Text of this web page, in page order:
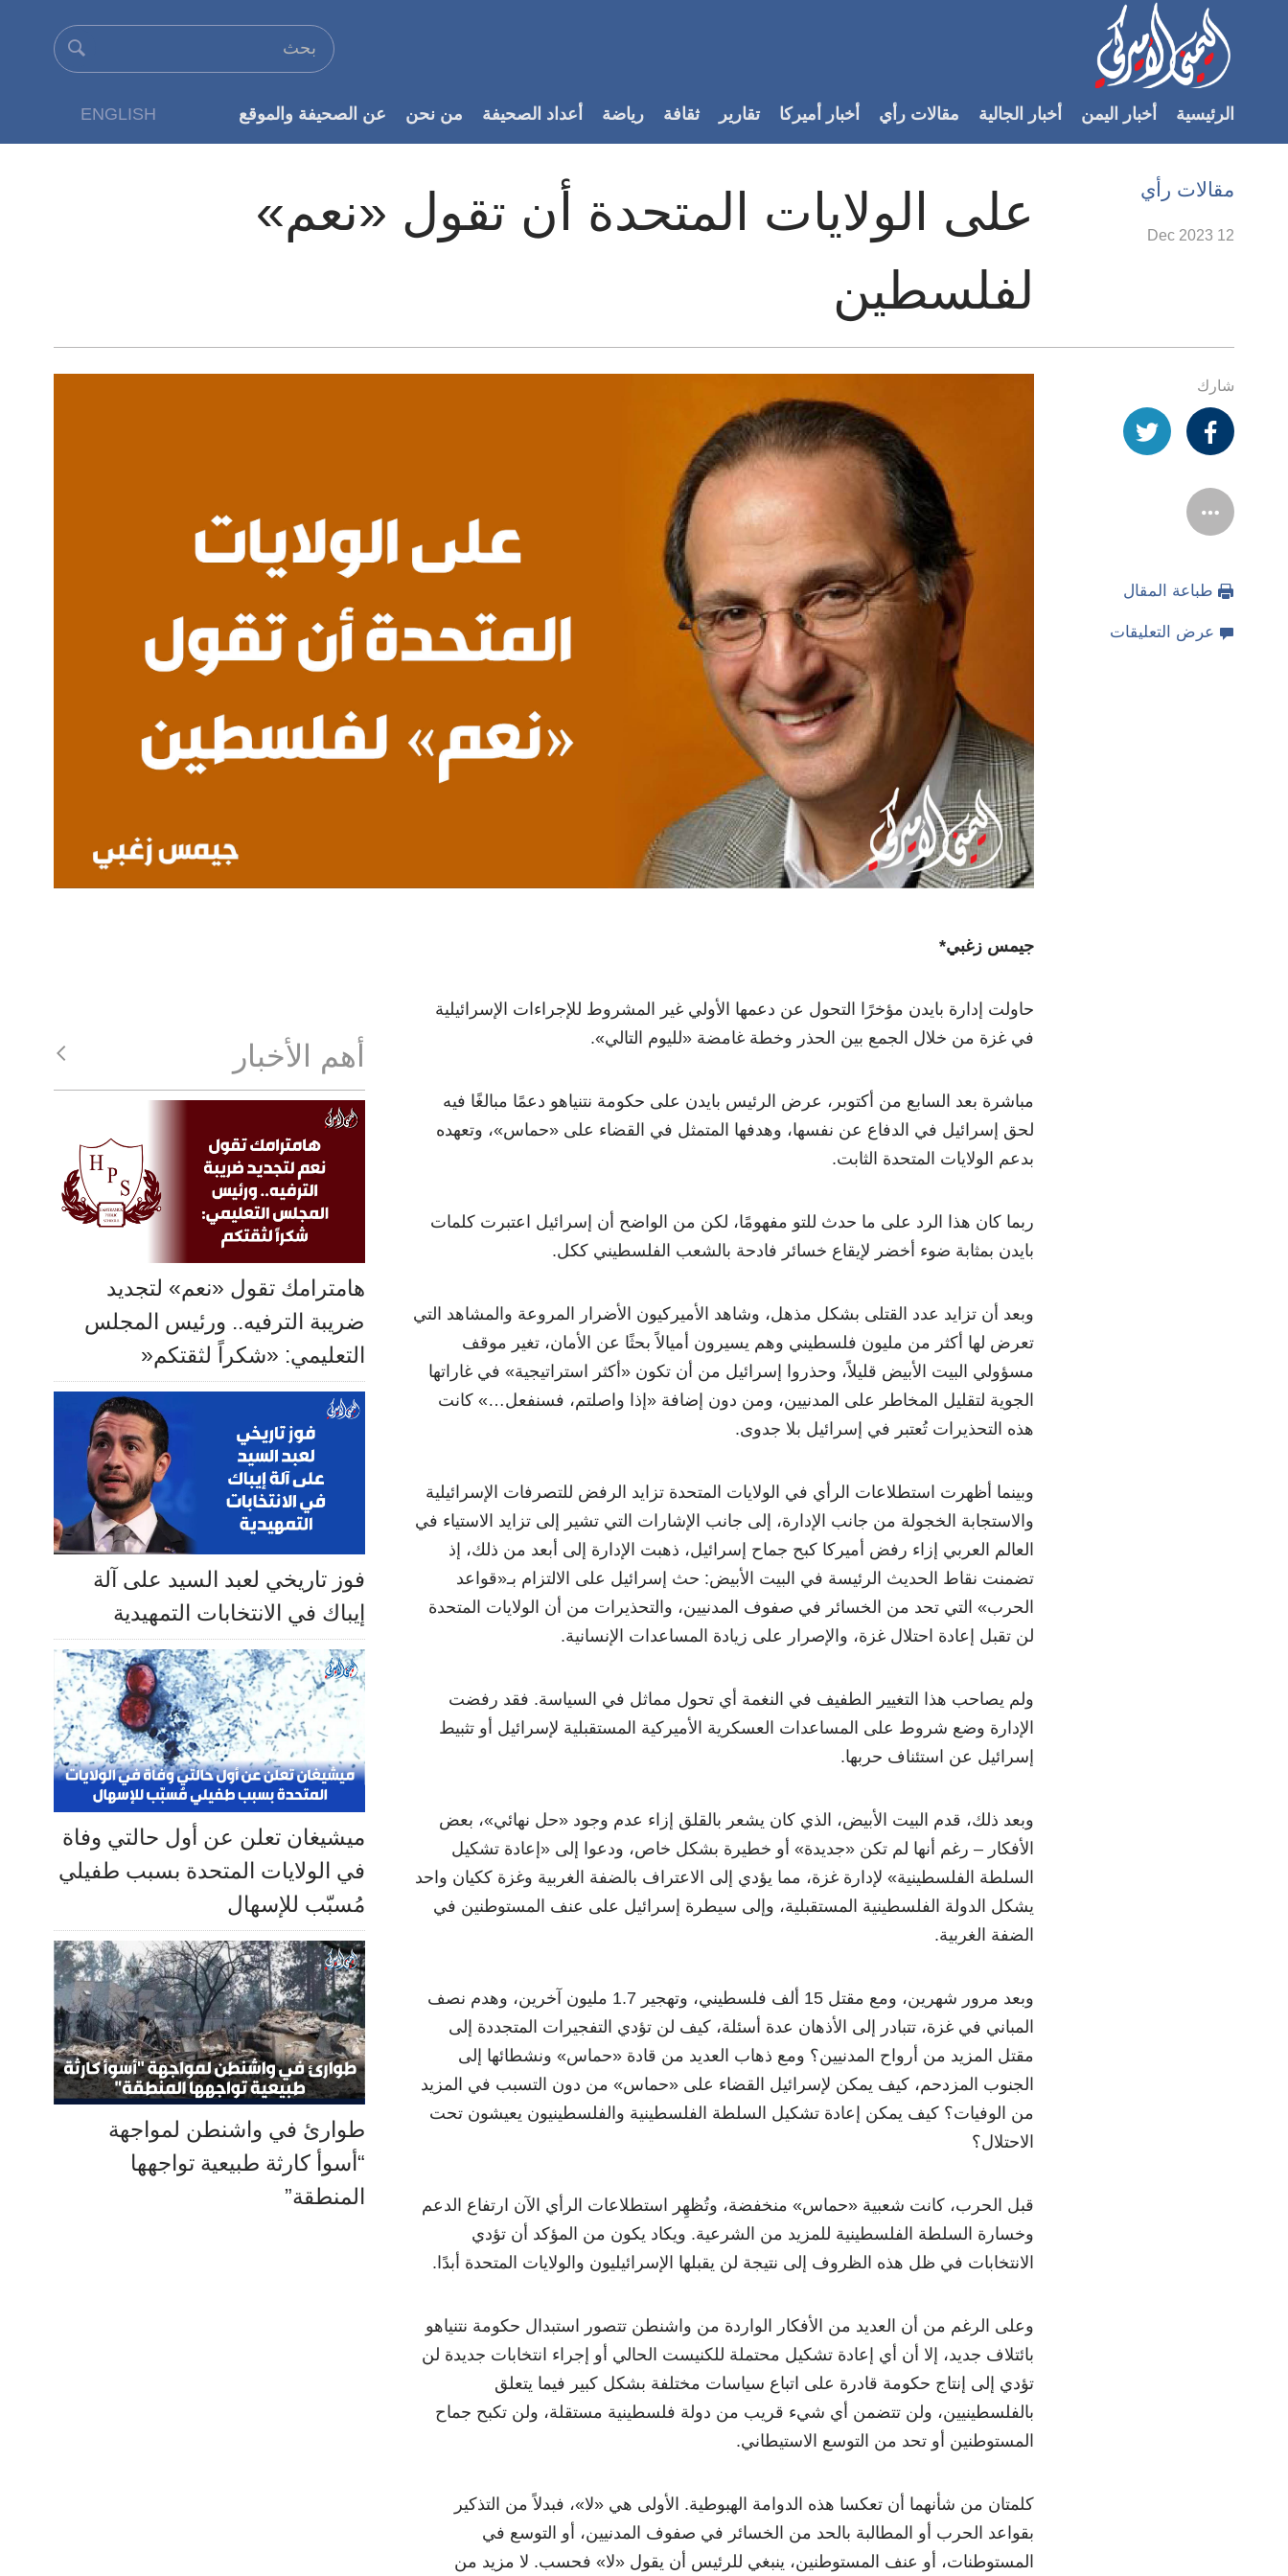
Accessibility
الرئيسي
الأقسام
ENGLISH الرئيسية أخبار اليمن أخبار الجالية مقالات رأي أخبار أميركا تقارير ثقافة رياضة أعداد الصحيفة من نحن عن الصحيفة والموقع
مقالات رأي
على الولايات المتحدة أن تقول «نعم»
لفلسطين
12 Dec 2023
شارك
طباعة المقال
عرض التعليقات
جيمس زغبي*
حاولت إدارة بايدن مؤخرًا التحول عن دعمها الأولي غير المشروط للإجراءات الإسرائيلية
في غزة من خلال الجمع بين الحذر وخطة غامضة «لليوم التالي».
مباشرة بعد السابع من أكتوبر، عرض الرئيس بايدن على حكومة نتنياهو دعمًا مبالغًا فيه
لحق إسرائيل في الدفاع عن نفسها، وهدفها المتمثل في القضاء على «حماس»، وتعهده
بدعم الولايات المتحدة الثابت.
ربما كان هذا الرد على ما حدث للتو مفهومًا، لكن من الواضح أن إسرائيل اعتبرت كلمات
بايدن بمثابة ضوء أخضر لإيقاع خسائر فادحة بالشعب الفلسطيني ككل.
وبعد أن تزايد عدد القتلى بشكل مذهل، وشاهد الأميركيون الأضرار المروعة والمشاهد التي
تعرض لها أكثر من مليون فلسطيني وهم يسيرون أميالاً بحثًا عن الأمان، تغير موقف
مسؤولي البيت الأبيض قليلاً، وحذروا إسرائيل من أن تكون «أكثر استراتيجية» في غاراتها
الجوية لتقليل المخاطر على المدنيين، ومن دون إضافة «إذا واصلتم، فسنفعل…» كانت
هذه التحذيرات تُعتبر في إسرائيل بلا جدوى.
وبينما أظهرت استطلاعات الرأي في الولايات المتحدة تزايد الرفض للتصرفات الإسرائيلية
والاستجابة الخجولة من جانب الإدارة، إلى جانب الإشارات التي تشير إلى تزايد الاستياء في
العالم العربي إزاء رفض أميركا كبح جماح إسرائيل، ذهبت الإدارة إلى أبعد من ذلك، إذ
تضمنت نقاط الحديث الرئيسة في البيت الأبيض: حث إسرائيل على الالتزام بـ«قواعد
الحرب» التي تحد من الخسائر في صفوف المدنيين، والتحذيرات من أن الولايات المتحدة
لن تقبل إعادة احتلال غزة، والإصرار على زيادة المساعدات الإنسانية.
ولم يصاحب هذا التغيير الطفيف في النغمة أي تحول مماثل في السياسة. فقد رفضت
الإدارة وضع شروط على المساعدات العسكرية الأميركية المستقبلية لإسرائيل أو تثبيط
إسرائيل عن استئناف حربها.
وبعد ذلك، قدم البيت الأبيض، الذي كان يشعر بالقلق إزاء عدم وجود «حل نهائي»، بعض
الأفكار – رغم أنها لم تكن «جديدة» أو خطيرة بشكل خاص، ودعوا إلى «إعادة تشكيل
السلطة الفلسطينية» لإدارة غزة، مما يؤدي إلى الاعتراف بالضفة الغربية وغزة ككيان واحد
يشكل الدولة الفلسطينية المستقبلية، وإلى سيطرة إسرائيل على عنف المستوطنين في
الضفة الغربية.
وبعد مرور شهرين، ومع مقتل 15 ألف فلسطيني، وتهجير 1.7 مليون آخرين، وهدم نصف
المباني في غزة، تتبادر إلى الأذهان عدة أسئلة، كيف لن تؤدي التفجيرات المتجددة إلى
مقتل المزيد من أرواح المدنيين؟ ومع ذهاب العديد من قادة «حماس» ونشطائها إلى
الجنوب المزدحم، كيف يمكن لإسرائيل القضاء على «حماس» من دون التسبب في المزيد
من الوفيات؟ كيف يمكن إعادة تشكيل السلطة الفلسطينية والفلسطينيون يعيشون تحت
الاحتلال؟
قبل الحرب، كانت شعبية «حماس» منخفضة، وتُظهِر استطلاعات الرأي الآن ارتفاع الدعم
وخسارة السلطة الفلسطينية للمزيد من الشرعية. ويكاد يكون من المؤكد أن تؤدي
الانتخابات في ظل هذه الظروف إلى نتيجة لن يقبلها الإسرائيليون والولايات المتحدة أبدًا.
وعلى الرغم من أن العديد من الأفكار الواردة من واشنطن تتصور استبدال حكومة نتنياهو
بائتلاف جديد، إلا أن أي إعادة تشكيل محتملة للكنيست الحالي أو إجراء انتخابات جديدة لن
تؤدي إلى إنتاج حكومة قادرة على اتباع سياسات مختلفة بشكل كبير فيما يتعلق
بالفلسطينيين، ولن تتضمن أي شيء قريب من دولة فلسطينية مستقلة، ولن تكبح جماح
المستوطنين أو تحد من التوسع الاستيطاني.
كلمتان من شأنهما أن تعكسا هذه الدوامة الهبوطية. الأولى هي «لا»، فبدلاً من التذكير
بقواعد الحرب أو المطالبة بالحد من الخسائر في صفوف المدنيين، أو التوسع في
المستوطنات، أو عنف المستوطنين، ينبغي للرئيس أن يقول «لا» فحسب. لا مزيد من
أهم الأخبار
هامترامك تقول «نعم» لتجديد
ضريبة الترفيه.. ورئيس المجلس
التعليمي: «شكراً لثقتكم«
فوز تاريخي لعبد السيد على آلة
إيباك في الانتخابات التمهيدية
ميشيغان تعلن عن أول حالتي وفاة
في الولايات المتحدة بسبب طفيلي
مُسبّب للإسهال
طوارئ في واشنطن لمواجهة
“أسوأ كارثة طبيعية تواجهها
المنطقة”